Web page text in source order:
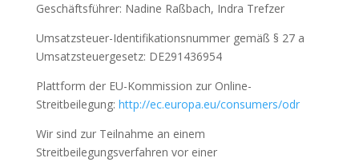
Geschäftsführer: Nadine Raßbach, Indra Trefzer
Umsatzsteuer-Identifikationsnummer gemäß § 27 a
Umsatzsteuergesetz: DE291436954
Plattform der EU-Kommission zur Online-
Streitbeilegung: http://ec.europa.eu/consumers/odr
Wir sind zur Teilnahme an einem
Streitbeilegungsverfahren vor einer